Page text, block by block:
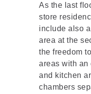
As the last
store
include also
area at the
the freedom
areas with an
and kitchen
chambers